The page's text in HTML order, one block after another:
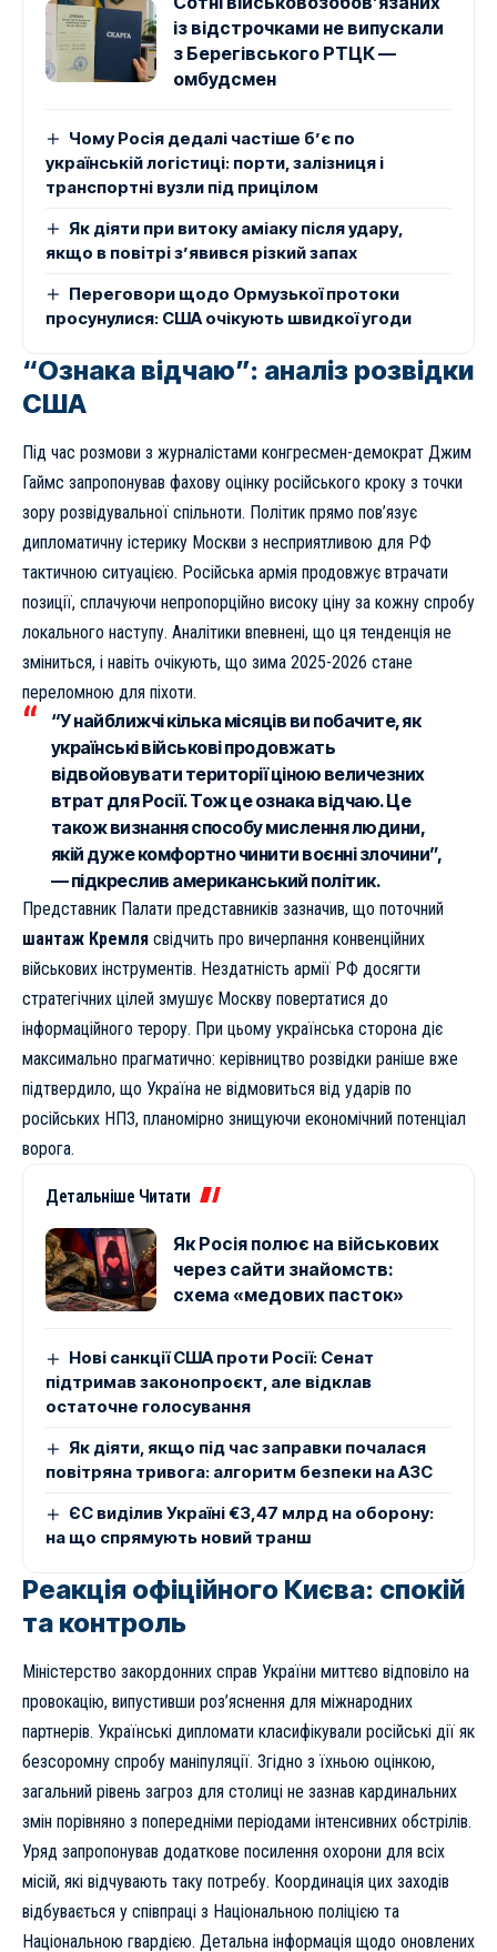
із відстрочками не випускали
з Берегівського РТЦК —
омбудсмен
Чому Росія дедалі частіше б’є по
українській логістиці: порти, залізниця і
транспортні вузли під прицілом
Як діяти при витоку аміаку після удару,
якщо в повітрі з’явився різкий запах
Переговори щодо Ормузької протоки
просунулися: США очікують швидкої угоди
“Ознака відчаю”: аналіз розвідки
США
Під час розмови з журналістами конгресмен-демократ Джим
Гаймс запропонував фахову оцінку російського кроку з точки
зору розвідувальної спільноти. Політик прямо пов’язує
дипломатичну істерику Москви з несприятливою для РФ
тактичною ситуацією. Російська армія продовжує втрачати
позиції, сплачуючи непропорційно високу ціну за кожну спробу
локального наступу. Аналітики впевнені, що ця тенденція не
зміниться, і навіть очікують, що зима 2025-2026 стане
переломною для піхоти.
“У найближчі кілька місяців ви побачите, як
українські військові продовжать
відвойовувати території ціною величезних
втрат для Росії. Тож це ознака відчаю. Це
також визнання способу мислення людини,
якій дуже комфортно чинити воєнні злочини”,
— підкреслив американський політик.
Представник Палати представників зазначив, що поточний
шантаж Кремля свідчить про вичерпання конвенційних
військових інструментів. Нездатність армії РФ досягти
стратегічних цілей змушує Москву повертатися до
інформаційного терору. При цьому українська сторона діє
максимально прагматично: керівництво розвідки раніше вже
підтвердило, що Україна не відмовиться від ударів по
російських НПЗ, планомірно знищуючи економічний потенціал
ворога.
Детальніше Читати
Як Росія полює на військових
через сайти знайомств:
схема «медових пасток»
Нові санкції США проти Росії: Сенат
підтримав законопроєкт, але відклав
остаточне голосування
Як діяти, якщо під час заправки почалася
повітряна тривога: алгоритм безпеки на АЗС
ЄС виділив Україні €3,47 млрд на оборону:
на що спрямують новий транш
Реакція офіційного Києва: спокій
та контроль
Міністерство закордонних справ України миттєво відповіло на
провокацію, випустивши роз’яснення для міжнародних
партнерів. Українські дипломати класифікували російські дії як
безсоромну спробу маніпуляції. Згідно з їхньою оцінкою,
загальний рівень загроз для столиці не зазнав кардинальних
змін порівняно з попередніми періодами інтенсивних обстрілів.
Уряд запропонував додаткове посилення охорони для всіх
місій, які відчувають таку потребу. Координація цих заходів
відбувається у співпраці з Національною поліцією та
Національною гвардією. Детальна інформація щодо оновлених